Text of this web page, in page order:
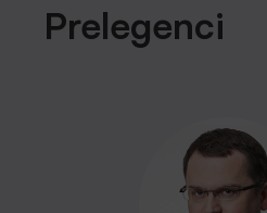
Prelegenci